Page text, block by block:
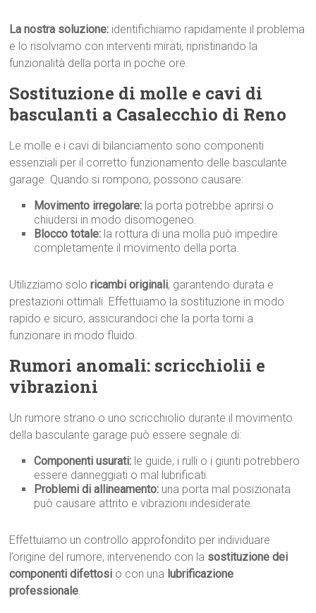
La nostra soluzione: identifichiamo rapidamente il problema
e lo risolviamo con interventi mirati, ripristinando la
funzionalità della porta in poche ore.
Sostituzione di molle e cavi di
basculanti a Casalecchio di Reno
Le molle e i cavi di bilanciamento sono componenti
essenziali per il corretto funzionamento delle basculante
garage. Quando si rompono, possono causare:
Movimento irregolare: la porta potrebbe aprirsi o
chiudersi in modo disomogeneo.
Blocco totale: la rottura di una molla può impedire
completamente il movimento della porta.
Utilizziamo soloricambi originali, garantendo durata e
prestazioni ottimali. Effettuiamo la sostituzione in modo
rapido e sicuro, assicurandoci che la porta torni a
funzionare in modo fluido.
Rumori anomali: scricchiolii e
vibrazioni
Un rumore strano o uno scricchiolio durante il movimento
della basculante garage può essere segnale di:
Componenti usurati: le guide, i rulli o i giunti potrebbero
essere danneggiati o mal lubrificati.
Problemi di allineamento: una porta mal posizionata
può causare attrito e vibrazioni indesiderate.
Effettuiamo un controllo approfondito per individuare
l’origine del rumore, intervenendo con la sostituzione dei
componenti difettosi o con una lubrificazione
professionale.